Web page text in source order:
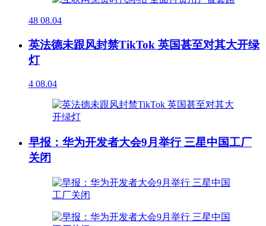
48 08.04
英法德未跟风封禁TikTok 英国甚至对其大开绿
灯
4 08.04
早报：华为开发者大会9月举行 三星中国工厂
关闭